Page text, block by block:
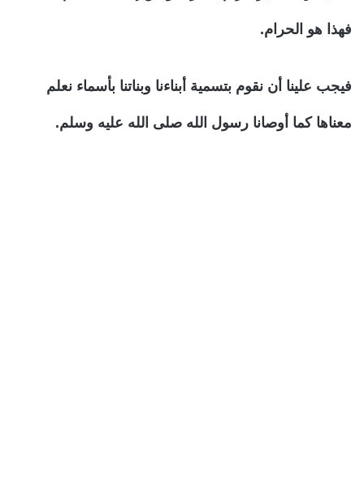
فهذا هو الحرام.
فيجب علينا أن نقوم بتسمية أبناءنا وبناتنا بأسماء نعلم
معناها كما أوصانا رسول الله صلى الله عليه وسلم.